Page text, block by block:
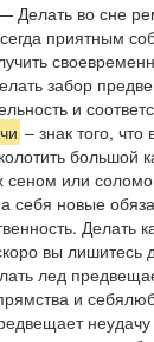
Делать во сне
приятным
забор
и
– знак того,
большой
или
себя новые
Делать
вы лишитесь
лед
и